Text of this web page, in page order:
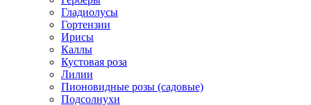
Гладиолусы
Гортензии
Ирисы
Каллы
Кустовая роза
Лилии
Пионовидные розы (садовые)
Подсолнухи